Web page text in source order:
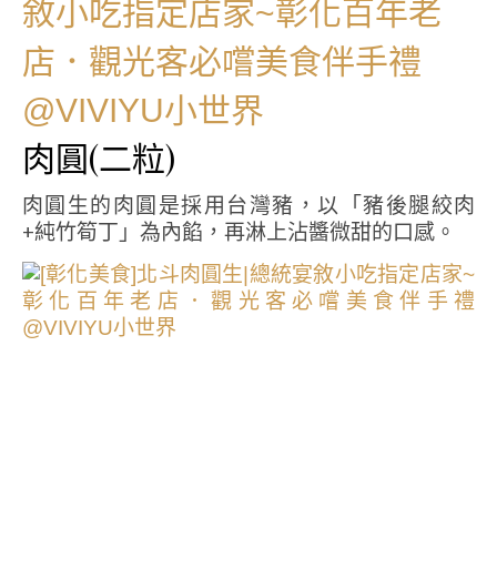
肉圓(二粒)
肉圓生的肉圓是採用台灣豬，以「豬後腿絞肉
+純竹筍丁」為內餡，再淋上沾醬微甜的口感。